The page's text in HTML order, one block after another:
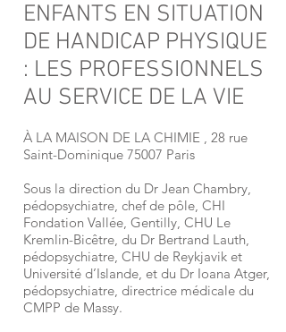
ENFANTS EN SITUATION
DE HANDICAP PHYSIQUE
: LES PROFESSIONNELS
AU SERVICE DE LA VIE
À LA MAISON DE LA CHIMIE , 28 rue
Saint-Dominique 75007 Paris
Sous la direction du Dr Jean Chambry,
pédopsychiatre, chef de pôle, CHI
Fondation Vallée, Gentilly, CHU Le
Kremlin-Bicêtre, du Dr Bertrand Lauth,
pédopsychiatre, CHU de Reykjavik et
Université d’Islande, et du Dr Ioana Atger,
pédopsychiatre, directrice médicale du
CMPP de Massy.